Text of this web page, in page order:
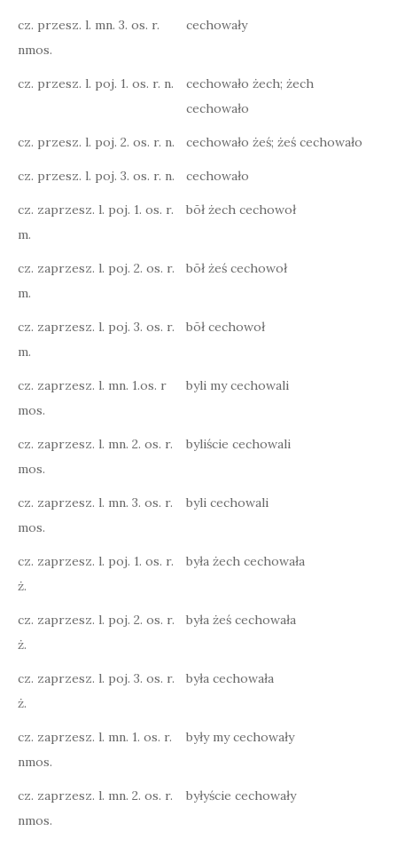
cz. przesz. l. mn. 3. os. r.
nmos.
cechowały
cz. przesz. l. poj. 1. os. r. n.
cechowało żech; żech
cechowało
cz. przesz. l. poj. 2. os. r. n. cechowało żeś; żeś cechowało
cz. przesz. l. poj. 3. os. r. n. cechowało
cz. zaprzesz. l. poj. 1. os. r.
m.
bōł żech cechowoł
cz. zaprzesz. l. poj. 2. os. r.
m.
bōł żeś cechowoł
cz. zaprzesz. l. poj. 3. os. r.
m.
bōł cechowoł
cz. zaprzesz. l. mn. 1.os. r
mos.
byli my cechowali
cz. zaprzesz. l. mn. 2. os. r.
mos.
byliście cechowali
cz. zaprzesz. l. mn. 3. os. r.
mos.
byli cechowali
cz. zaprzesz. l. poj. 1. os. r.
ż.
była żech cechowała
cz. zaprzesz. l. poj. 2. os. r.
ż.
była żeś cechowała
cz. zaprzesz. l. poj. 3. os. r.
ż.
była cechowała
cz. zaprzesz. l. mn. 1. os. r.
nmos.
były my cechowały
cz. zaprzesz. l. mn. 2. os. r.
nmos.
byłyście cechowały